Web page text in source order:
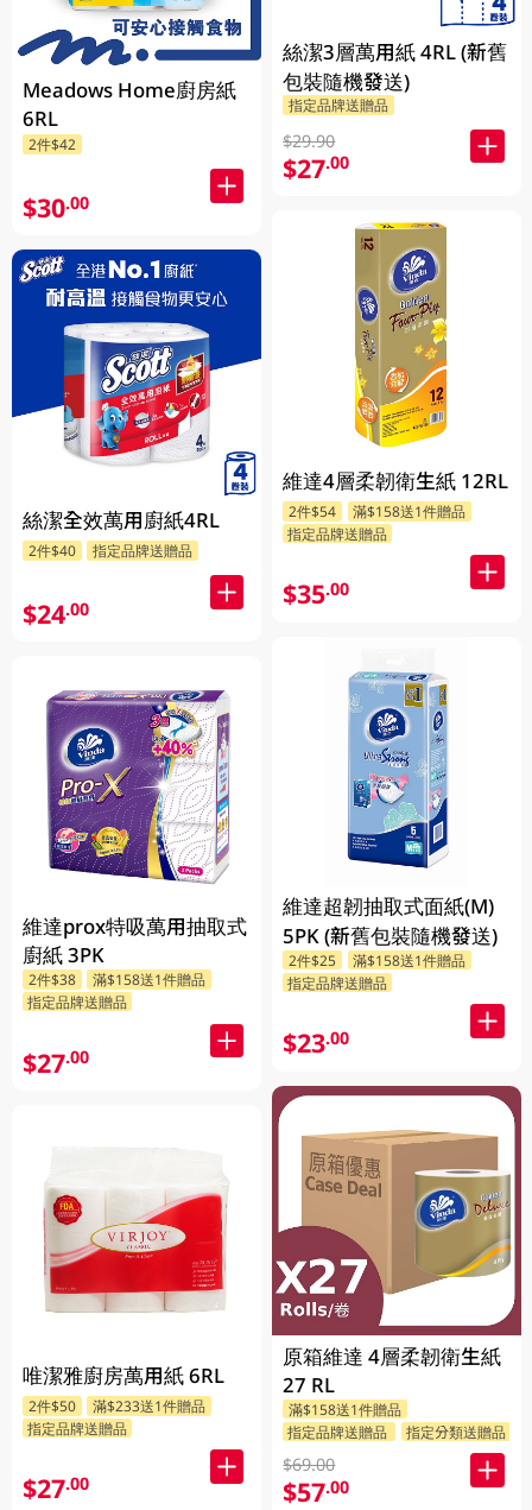
Meadows Home廚房紙
6RL
2件$42
$30.00
絲潔全效萬用廚紙4RL
2件$40 指定品牌送贈品
$24.00
維達prox特吸萬用抽取式
廚紙 3PK
2件$38
滿$158送1件贈品
指定品牌送贈品
$27.00
唯潔雅廚房萬用紙 6RL
2件$50
滿$233送1件贈品
指定品牌送贈品
$27.00
絲潔3層萬用紙 4RL (新舊
包裝隨機發送)
指定品牌送贈品
$29.90
$27.00
維達4層柔韌衛生紙 12RL
2件$54
滿$158送1件贈品
指定品牌送贈品
$35.00
維達超韌抽取式面紙(M)
5PK (新舊包裝隨機發送)
2件$25
滿$158送1件贈品
指定品牌送贈品
$23.00
原箱維達 4層柔韌衛生紙
27 RL
滿$158送1件贈品
指定品牌送贈品
指定分類送贈品
$69.00
$57.00